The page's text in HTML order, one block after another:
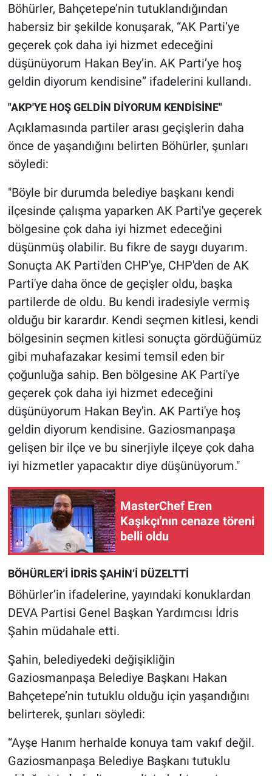
Böhürler, Bahçetepe’nin tutuklandığından
habersiz bir şekilde konuşarak, “AK Parti’ye
geçerek çok daha iyi hizmet edeceğini
düşünüyorum Hakan Bey’in. AK Parti’ye hoş
geldin diyorum kendisine” ifadelerini kullandı.
"AKP'YE HOŞ GELDİN DİYORUM KENDİSİNE"
Açıklamasında partiler arası geçişlerin daha
önce de yaşandığını belirten Böhürler, şunları
söyledi:
"Böyle bir durumda belediye başkanı kendi
ilçesinde çalışma yaparken AK Parti'ye geçerek
bölgesine çok daha iyi hizmet edeceğini
düşünmüş olabilir. Bu fikre de saygı duyarım.
Sonuçta AK Parti'den CHP'ye, CHP'den de AK
Parti'ye daha önce de geçişler oldu, başka
partilerde de oldu. Bu kendi iradesiyle vermiş
olduğu bir karardır. Kendi seçmen kitlesi, kendi
bölgesinin seçmen kitlesi sonuçta gördüğümüz
gibi muhafazakar kesimi temsil eden bir
çoğunluğa sahip. Ben bölgesine AK Parti'ye
geçerek çok daha iyi hizmet edeceğini
düşünüyorum Hakan Bey'in. AK Parti'ye hoş
geldin diyorum kendisine. Gaziosmanpaşa
gelişen bir ilçe ve bu sinerjiyle ilçeye çok daha
iyi hizmetler yapacaktır diye düşünüyorum."
MasterChef Eren
Kaşıkçı'nın cenaze töreni
belli oldu
BÖHÜRLER’İ İDRİS ŞAHİN’İ DÜZELTTİ
Böhürler’in ifadelerine, yayındaki konuklardan
DEVA Partisi Genel Başkan Yardımcısı İdris
Şahin müdahale etti.
Şahin, belediyedeki değişikliğin
Gaziosmanpaşa Belediye Başkanı Hakan
Bahçetepe’nin tutuklu olduğu için yaşandığını
belirterek, şunları söyledi:
“Ayşe Hanım herhalde konuya tam vakıf değil.
Gaziosmanpaşa Belediye Başkanı tutuklu
Programlar
Sağlık
Spor
Türkiye'nin Geleceği
Yerel Gündem
Yerel Yaşam
Canlı Yayın